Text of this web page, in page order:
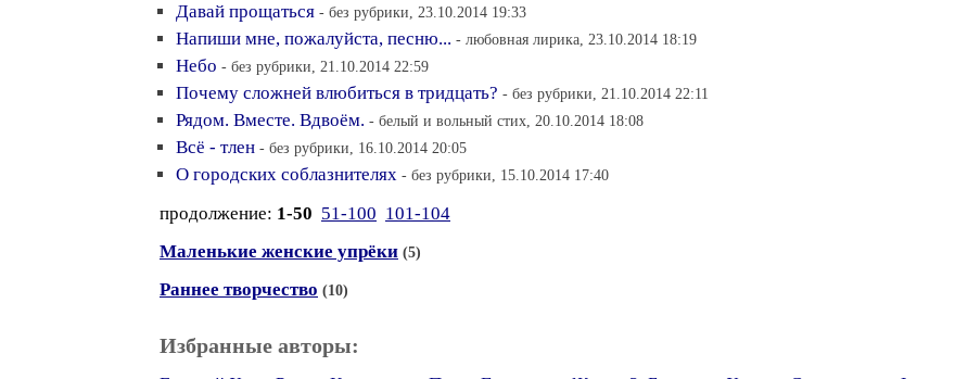
Давай прощаться - без рубрики, 23.10.2014 19:33
Напиши мне, пожалуйста, песню... - любовная лирика, 23.10.2014 18:19
Небо - без рубрики, 21.10.2014 22:59
Почему сложней влюбиться в тридцать? - без рубрики, 21.10.2014 22:11
Рядом. Вместе. Вдвоём. - белый и вольный стих, 20.10.2014 18:08
Всё - тлен - без рубрики, 16.10.2014 20:05
О городских соблазнителях - без рубрики, 15.10.2014 17:40
продолжение: 1-50 51-100 101-104
Маленькие женские упрёки (5)
Раннее творчество (10)
Избранные авторы: